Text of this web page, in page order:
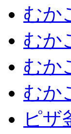
むか
むか
むか
むか
ピザ